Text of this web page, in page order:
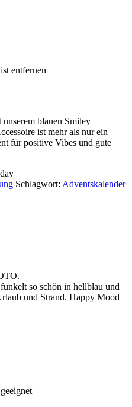
entfernen
blauen Smiley
ist mehr als nur ein
für positive Vibes und gute
Schlagwort: Adventskalender
so schön in hellblau und
und Strand. Happy Mood